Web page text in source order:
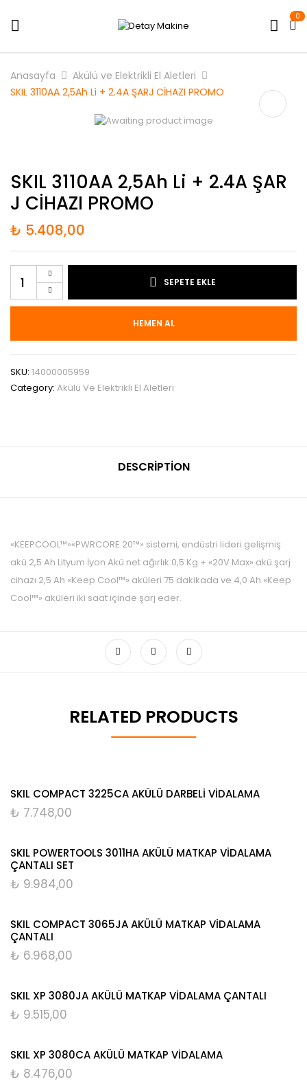
0
Anasayfa
Akülü ve Elektrikli El Aletleri
SKIL 3110AA 2,5Ah Li + 2.4A ŞARJ CİHAZI PROMO
SKIL 3110AA 2,5Ah Li + 2.4A ŞAR
J CİHAZI PROMO
₺ 5.408,00
SEPETE EKLE
HEMEN AL
SKU: 14000005959
Category: Akülü Ve Elektrikli El Aletleri
DESCRIPTION
«KEEPCOOL™»«PWRCORE 20™» sistemi, endüstri lideri gelişmiş
akü 2,5 Ah Lityum İyon Akü net ağırlık:0,5 Kg + «20V Max» akü şarj
cihazı 2,5 Ah «Keep Cool™» aküleri 75 dakikada ve 4,0 Ah «Keep
Cool™» aküleri iki saat içinde şarj eder.
RELATED PRODUCTS
SKIL COMPACT 3225CA AKÜLÜ DARBELİ VİDALAMA
₺ 7.748,00
SKIL POWERTOOLS 3011HA AKÜLÜ MATKAP VİDALAMA
ÇANTALI SET
₺ 9.984,00
SKIL COMPACT 3065JA AKÜLÜ MATKAP VİDALAMA
ÇANTALI
₺ 6.968,00
SKIL XP 3080JA AKÜLÜ MATKAP VİDALAMA ÇANTALI
₺ 9.515,00
SKIL XP 3080CA AKÜLÜ MATKAP VİDALAMA
₺ 8.476,00